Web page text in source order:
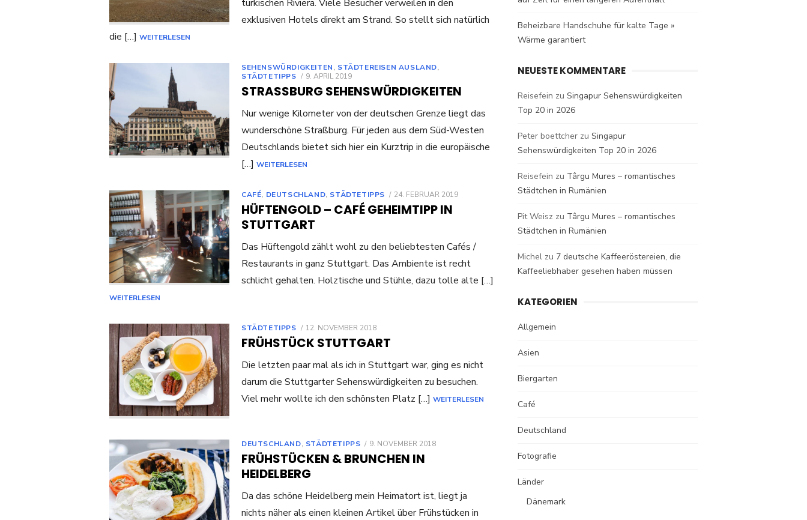
türkischen Riviera. Viele Besucher verweilen in den
exklusiven Hotels direkt am Strand. So stellt sich natürlich
die […] WEITERLESEN
SEHENSWÜRDIGKEITEN, STÄDTEREISEN AUSLAND,
STÄDTETIPPS
POSTED
9. APRIL 2019
STRASSBURG SEHENSWÜRDIGKEITEN
Nur wenige Kilometer von der deutschen Grenze liegt das
wunderschöne Straßburg. Für jeden aus dem Süd-Westen
Deutschlands bietet sich hier ein Kurztrip in die europäische
[…] WEITERLESEN
CAFÉ, DEUTSCHLAND, STÄDTETIPPS
POSTED
24. FEBRUAR 2019
HÜFTENGOLD – CAFÉ GEHEIMTIPP IN
STUTTGART
Das Hüftengold zählt wohl zu den beliebtesten Cafés /
Restaurants in ganz Stuttgart. Das Ambiente ist recht
schlicht gehalten. Holztische und Stühle, dazu tolle alte […]
WEITERLESEN
STÄDTETIPPS
POSTED
12. NOVEMBER 2018
FRÜHSTÜCK STUTTGART
Die letzten paar mal als ich in Stuttgart war, ging es nicht
darum die Stuttgarter Sehenswürdigkeiten zu besuchen.
Viel mehr wollte ich den schönsten Platz […] WEITERLESEN
DEUTSCHLAND, STÄDTETIPPS
POSTED
9. NOVEMBER 2018
FRÜHSTÜCKEN & BRUNCHEN IN
HEIDELBERG
Da das schöne Heidelberg mein Heimatort ist, liegt ja
nichts näher als einen kleinen Artikel über Frühstücken in
Beheizbare Handschuhe für kalte Tage »
Wärme garantiert
NEUESTE KOMMENTARE
Reisefein zu Singapur Sehenswürdigkeiten
Top 20 in 2026
Peter boettcher zu Singapur
Sehenswürdigkeiten Top 20 in 2026
Reisefein zu Târgu Mures – romantisches
Städtchen in Rumänien
Pit Weisz zu Târgu Mures – romantisches
Städtchen in Rumänien
Michel zu 7 deutsche Kaffeeröstereien, die
Kaffeeliebhaber gesehen haben müssen
KATEGORIEN
Allgemein
Asien
Biergarten
Café
Deutschland
Fotografie
Länder
Dänemark